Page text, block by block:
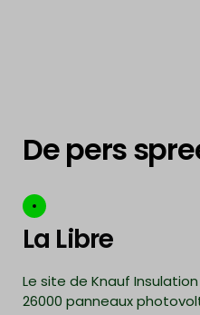
De pers
La Libre
Le site de Knauf
26000 panneaux